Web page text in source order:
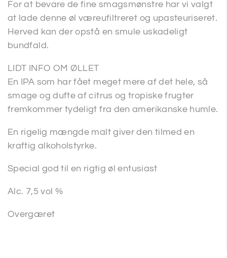
For at bevare de fine smagsmønstre har vi valgt
at lade denne øl væreufiltreret og upasteuriseret.
Herved kan der opstå en smule uskadeligt
bundfald.
LIDT INFO OM ØLLET
En IPA som har fået meget mere af det hele, så
smage og dufte af citrus og tropiske frugter
fremkommer tydeligt fra den amerikanske humle.
En rigelig mængde malt giver den tilmed en
kraftig alkoholstyrke.
Special god til en rigtig øl entusiast
Alc. 7,5 vol %
Overgæret